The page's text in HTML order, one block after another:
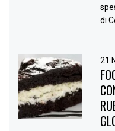
di
21